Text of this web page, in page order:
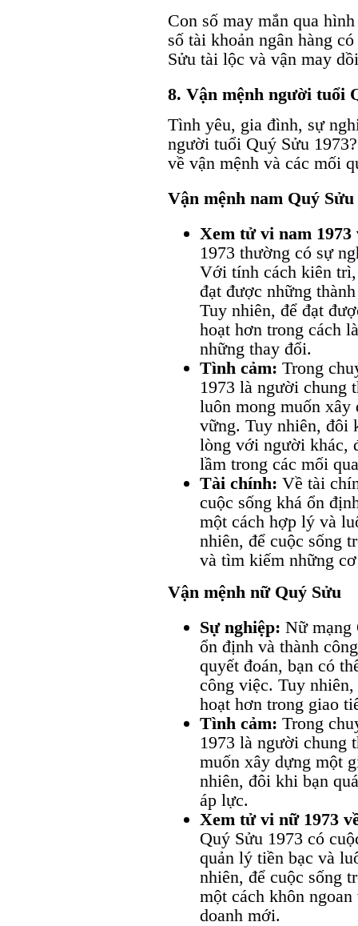
Con số may mắn qua
số tài khoản ngân hàng
Sửu tài lộc và vận may
8. Vận mệnh người tuổi
Tình yêu, gia đình, sự
người tuổi Quý Sửu
về vận mệnh và các mối
Vận mệnh nam Quý Sửu
Xem tử vi nam 1973
1973 thường có sự
Với tính cách kiên trì,
đạt được những
Tuy nhiên, để đạt
hoạt hơn trong cách
những thay đổi.
Tình cảm: Trong
1973 là người chung
luôn mong muốn xây
vững. Tuy nhiên, đôi
lòng với người khác,
lầm trong các mối
Tài chính: Về tài
cuộc sống khá ổn
một cách hợp lý và
nhiên, để cuộc sống
và tìm kiếm những
Vận mệnh nữ Quý Sửu
Sự nghiệp: Nữ mạng
ổn định và thành
quyết đoán, bạn có
công việc. Tuy
hoạt hơn trong giao
Tình cảm: Trong
1973 là người chung
muốn xây dựng một
nhiên, đôi khi bạn
áp lực.
Xem tử vi nữ 1973
Quý Sửu 1973 có
quản lý tiền bạc và
nhiên, để cuộc sống
một cách khôn
doanh mới.